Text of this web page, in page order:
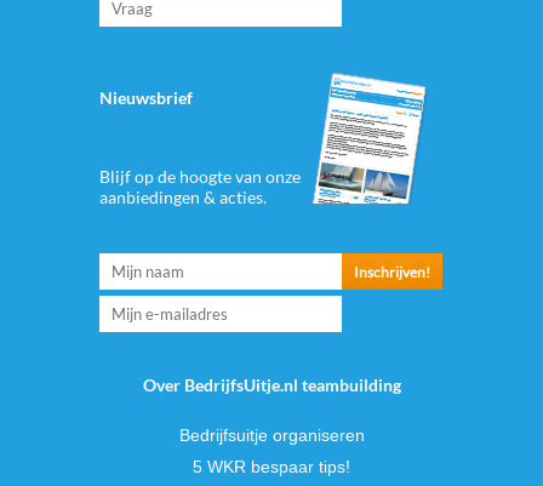
Nieuwsbrief
Blijf op de hoogte van onze
aanbiedingen & acties.
Over BedrijfsUitje.nl teambuilding
Bedrijfsuitje organiseren
5 WKR bespaar tips!